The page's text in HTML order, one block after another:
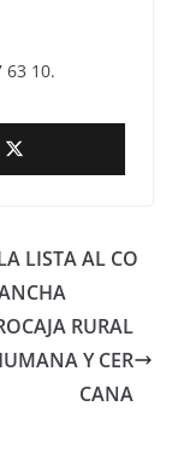
63 10.
LISTA AL CO
RURAL
Y CER
CANA